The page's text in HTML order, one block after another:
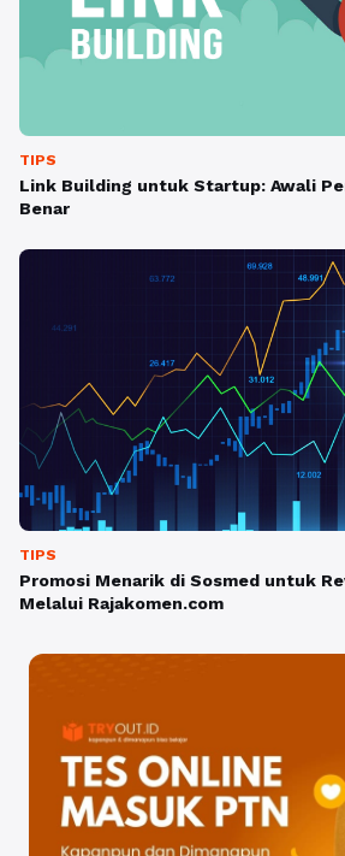
TIPS
Link Building untuk Startup: Awali
Benar
TIPS
Promosi Menarik di Sosmed untuk
Melalui Rajakomen.com